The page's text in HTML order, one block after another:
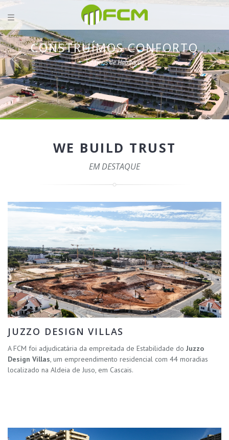
CONSTRUÍMOS CONFORTO
Edifícios de Habitação
WE BUILD TRUST
EM DESTAQUE
JUZZO DESIGN VILLAS
A FCM foi adjudicatária da empreitada de Estabilidade do Juzzo
Design Villas, um empreendimento residencial com 44 moradias
localizado na Aldeia de Juso, em Cascais.